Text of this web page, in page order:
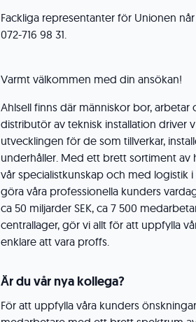
Fackliga representanter för Unionen
072-716 98 31.
Varmt välkommen med din ansökan!
Ahlsell finns där människor bor, arbetar
distributör av teknisk installation driver
utvecklingen för de som tillverkar,
underhåller. Med ett brett sortiment av
vår specialistkunskap och med logistik
göra våra professionella kunders
ca 50 miljarder SEK, ca 7 500
centrallager, gör vi allt för att uppfylla
enklare att vara proffs.
Är du vår nya kollega?
För att uppfylla våra kunders